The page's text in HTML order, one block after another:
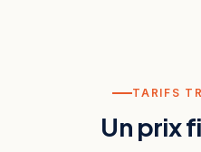
TARIFS
Un prix